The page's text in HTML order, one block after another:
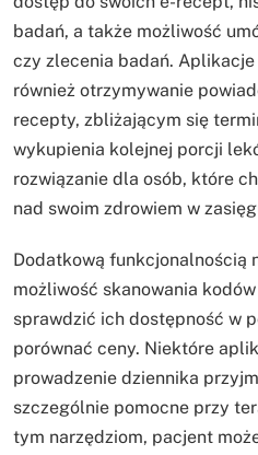
badań, a także możliwość
czy zlecenia badań.
również otrzymywanie
recepty, zbliżającym się
wykupienia kolejnej porcji
rozwiązanie dla osób, które
nad swoim zdrowiem w
Dodatkową funkcjonalnością
możliwość skanowania
sprawdzić ich dostępność w
porównać ceny. Niektóre
prowadzenie dziennika
szczególnie pomocne przy
tym narzędziom, pacjent